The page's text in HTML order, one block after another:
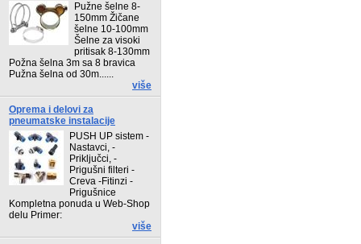
Pužne šelne 8-
150mm Žičane
šelne 10-100mm
Šelne za visoki
pritisak 8-130mm
Požna šelna 3m sa 8 bravica
Pužna šelna od 30m......
više
Oprema i delovi za
pneumatske instalacije
PUSH UP sistem -
Nastavci, -
Priključci, -
Prigušni filteri -
Creva -Fitinzi -
Prigušnice
Kompletna ponuda u Web-Shop
delu Primer:
više